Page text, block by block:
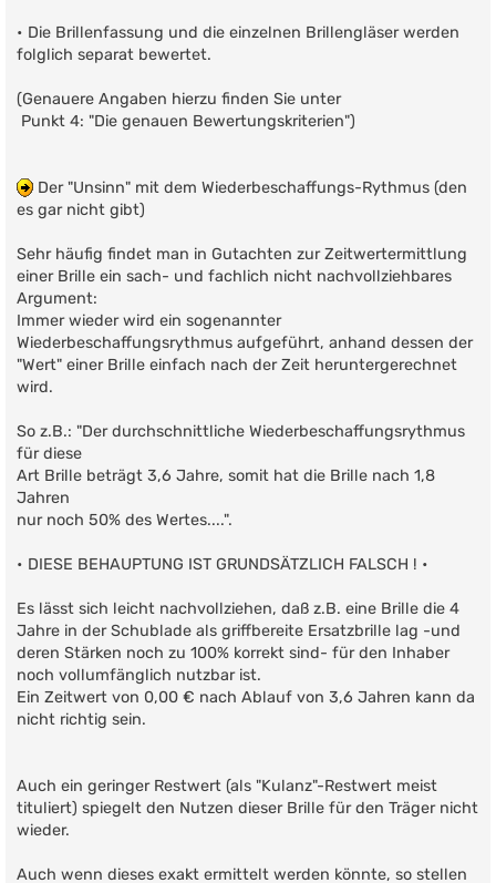
• Die Brillenfassung und die einzelnen Brillengläser werden
folglich separat bewertet.
(Genauere Angaben hierzu finden Sie unter
Punkt 4: "Die genauen Bewertungskriterien")
Der "Unsinn" mit dem Wiederbeschaffungs-Rythmus (den
es gar nicht gibt)
Sehr häufig findet man in Gutachten zur Zeitwertermittlung
einer Brille ein sach- und fachlich nicht nachvollziehbares
Argument:
Immer wieder wird ein sogenannter
Wiederbeschaffungsrythmus aufgeführt, anhand dessen der
"Wert" einer Brille einfach nach der Zeit heruntergerechnet
wird.
So z.B.: "Der durchschnittliche Wiederbeschaffungsrythmus
für diese
Art Brille beträgt 3,6 Jahre, somit hat die Brille nach 1,8
Jahren
nur noch 50% des Wertes....".
• DIESE BEHAUPTUNG IST GRUNDSÄTZLICH FALSCH ! •
Es lässt sich leicht nachvollziehen, daß z.B. eine Brille die 4
Jahre in der Schublade als griffbereite Ersatzbrille lag -und
deren Stärken noch zu 100% korrekt sind- für den Inhaber
noch vollumfänglich nutzbar ist.
Ein Zeitwert von 0,00 € nach Ablauf von 3,6 Jahren kann da
nicht richtig sein.
Auch ein geringer Restwert (als "Kulanz"-Restwert meist
tituliert) spiegelt den Nutzen dieser Brille für den Träger nicht
wieder.
Auch wenn dieses exakt ermittelt werden könnte, so stellen